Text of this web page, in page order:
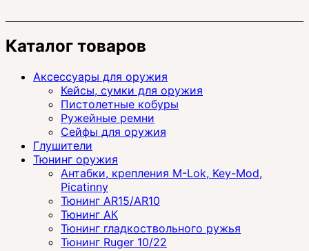
Каталог товаров
Аксессуары для оружия
Кейсы, сумки для оружия
Пистолетные кобуры
Ружейные ремни
Сейфы для оружия
Глушители
Тюнинг оружия
Антабки, крепления M-Lok, Key-Mod,
Picatinny
Тюнинг AR15/AR10
Тюнинг АК
Тюнинг гладкоствольного ружья
Тюнинг Ruger 10/22